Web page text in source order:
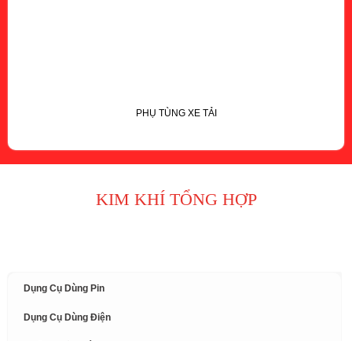
PHỤ TÙNG XE TẢI
KIM KHÍ TỔNG HỢP
Dụng Cụ Dùng Pin
Dụng Cụ Dùng Điện